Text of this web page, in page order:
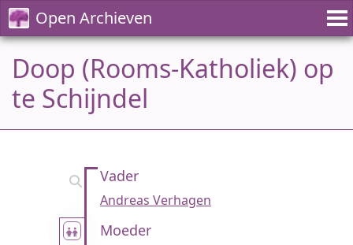
Open Archieven
Doop (Rooms-Katholiek) op
te Schijndel
Vader
Andreas Verhagen
Moeder